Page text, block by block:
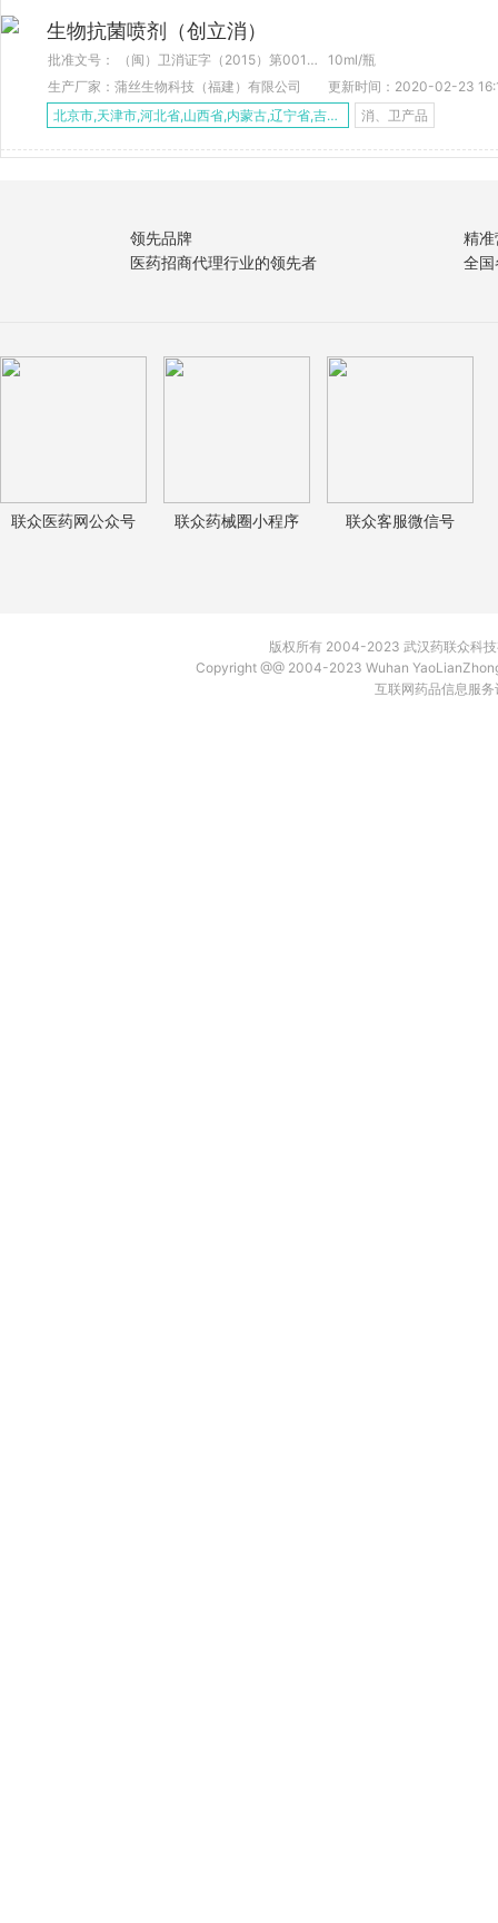
生物抗菌喷剂（创立消）
批准文号： （闽）卫消证字（2015）第0012号
10ml/瓶
生产厂家：蒲丝生物科技（福建）有限公司
更新时间：2020-02-23
北京市,天津市,河北省,山西省,内蒙古,辽宁省,吉林省,黑龙江,上海市,江苏省,浙江省,安徽省,福建省,江西省,山东省,河南省,湖北省
消、卫产品
领先品牌
医药招商代理行业的领先者
精
全
联众医药网公众号 联众药械圈小程序 联众客服微信号
版权所有 2004-2023 武汉药联众科
Copyright @@ 2004-2023 Wuhan
互联网药品信息服